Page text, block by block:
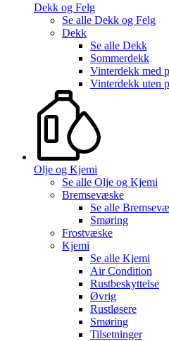
Dekk og Felg
Se alle Dekk og Felg
Dekk
Se alle Dekk
Sommerdekk
Vinterdekk med
Vinterdekk uten
Olje og Kjemi
Se alle Olje og Kjemi
Bremsevæske
Se alle
Smøring
Frostvæske
Kjemi
Se alle Kjemi
Air Condition
Rustbeskyttelse
Øvrig
Rustløsere
Smøring
Tilsetninger